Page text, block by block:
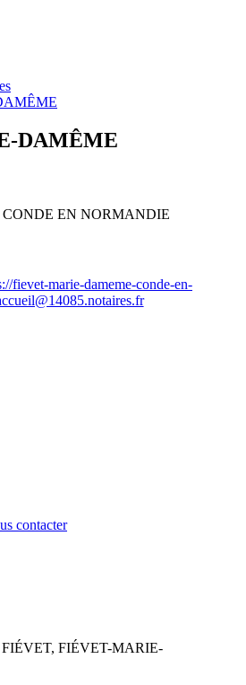
DAMÊME
CONDE EN NORMANDIE
fievet-marie-dameme-conde-en-
contacter